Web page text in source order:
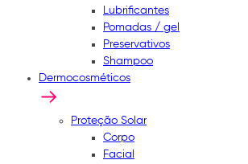
Lubrificantes
Pomadas / gel
Preservativos
Shampoo
Dermocosméticos
Proteção Solar
Corpo
Facial